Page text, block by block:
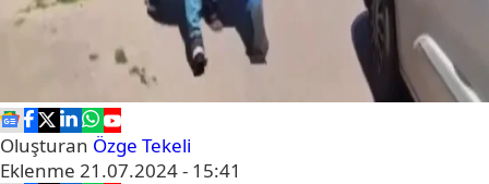
Oluşturan Özge Tekeli
Eklenme 21.07.2024 - 15:41